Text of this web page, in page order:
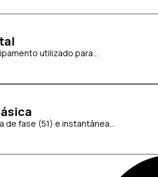
utilizado para...
fase (51) e instantânea...